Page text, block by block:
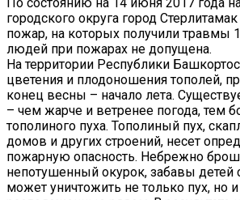
городского округа город
пожар, на которых получили травмы
людей при пожарах не допущена.
На территории Республики
цветения и плодоношения тополей,
конец весны – начало лета.
– чем жарче и ветренее погода, тем
тополиного пуха. Тополиный пух,
домов и других строений, несет
пожарную опасность. Небрежно
непотушенный окурок, забавы детей
может уничтожить не только пух, но и